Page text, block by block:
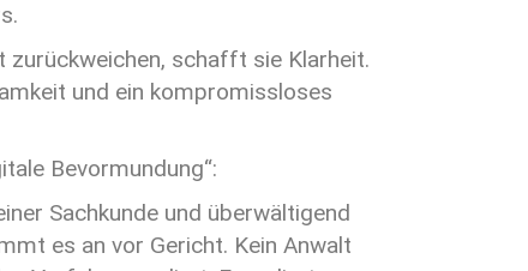
zurückweichen, schafft sie Klarheit.
und ein kompromissloses
Bevormundung“:
Sachkunde und überwältigend
es an vor Gericht. Kein Anwalt